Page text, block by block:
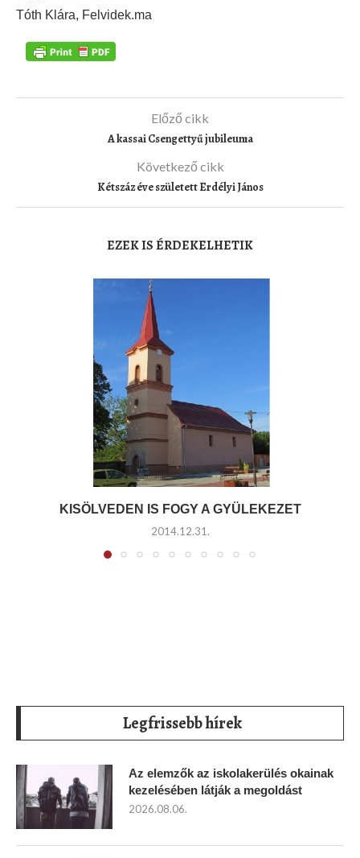
Tóth Klára, Felvidek.ma
Előző cikk
A kassai Csengettyű jubileuma
Következő cikk
Kétszáz éve született Erdélyi János
EZEK IS ÉRDEKELHETIK
KISÖLVEDEN IS FOGY A GYÜLEKEZET
2014.12.31.
Legfrissebb hírek
Az elemzők az iskolakerülés okainak
kezelésében látják a megoldást
2026.08.06.